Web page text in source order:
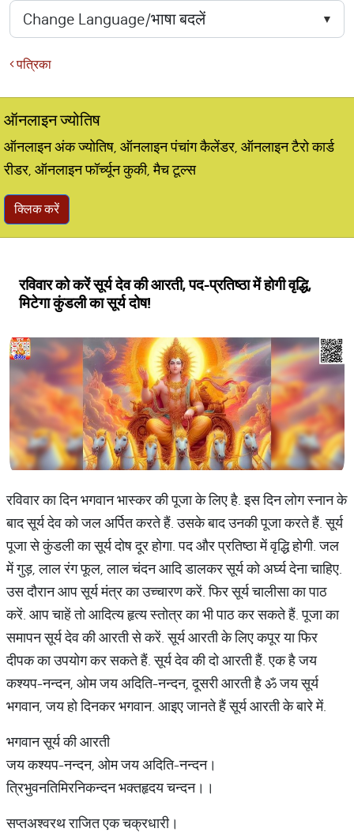
पत्रिका
ऑनलाइन ज्योतिष
ऑनलाइन अंक ज्योतिष, ऑनलाइन पंचांग कैलेंडर, ऑनलाइन टैरो कार्ड
रीडर, ऑनलाइन फॉर्च्यून कुकी, मैच टूल्स
क्लिक करें
रविवार को करें सूर्य देव की आरती, पद-प्रतिष्ठा में होगी वृद्धि,
मिटेगा कुंडली का ​सूर्य दोष!
रविवार का दिन भगवान भास्कर की पूजा के लिए है. इस दिन लोग स्नान के
बाद सूर्य देव को जल अर्पित करते हैं. उसके बाद उनकी पूजा करते हैं. सूर्य
पूजा से कुंडली का सूर्य दोष दूर होगा. पद और प्रतिष्ठा में वृद्धि होगी. जल
में गुड़, लाल रंग फूल, लाल चंदन आदि डालकर सूर्य को अर्घ्य देना चाहिए.
उस दौरान आप सूर्य मंत्र का उच्चारण करें. फिर सूर्य चालीसा का पाठ
करें. आप चाहें तो आदित्य हृत्य स्तोत्र का भी पाठ कर सकते हैं. पूजा का
समापन सूर्य देव की आरती से करें. सूर्य आरती के लिए ​कपूर या फिर
दीपक का उपयोग कर सकते हैं. सूर्य देव की दो आरती हैं. एक है जय
कश्यप-नन्दन, ओम जय अदिति-नन्दन, दूसरी आरती है ॐ जय सूर्य
भगवान, जय हो दिनकर भगवान. आइए जानते हैं सूर्य आरती के बारे में.
भगवान सूर्य की आरती
जय कश्यप-नन्दन, ओम जय अदिति-नन्दन।
त्रिभुवनतिमिरनिकन्दन भक्तहृदय चन्दन।।
सप्तअश्वरथ राजित एक चक्रधारी।